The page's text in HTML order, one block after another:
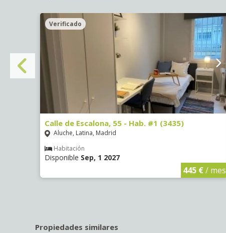
Verificado
Calle de Escalona, 55 - Hab. #1 (3435)
Aluche, Latina, Madrid
Habitación
Disponible Sep, 1 2027
445 €/ mes
Propiedades similares